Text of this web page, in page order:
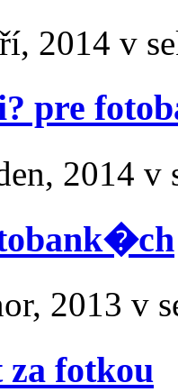
2014 v
pre
2014 v
2013 v
fotkou